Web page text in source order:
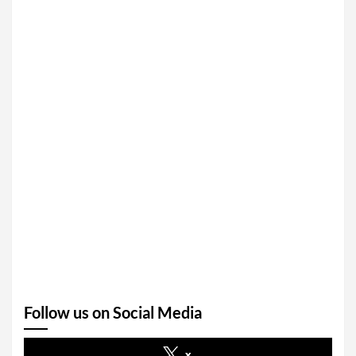
Follow us on Social Media